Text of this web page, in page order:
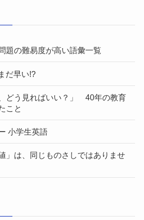
題の難易度が高い語彙一覧
だ早い!?
、どう見ればいい？」 40年の教育
こと
小学生英語
」は、同じものさしではありませ